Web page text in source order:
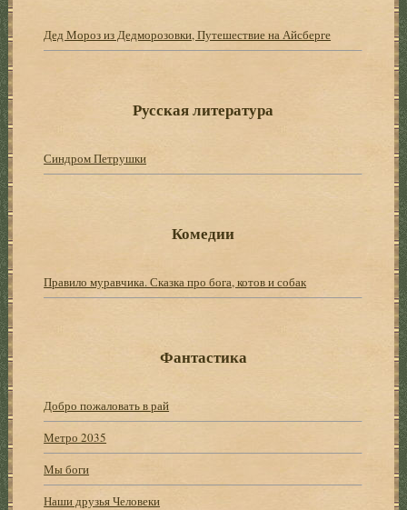
Дед Мороз из Дедморозовки, Путешествие на Айсберге
Русская литература
Синдром Петрушки
Комедии
Правило муравчика. Сказка про бога, котов и собак
Фантастика
Добро пожаловать в рай
Метро 2035
Мы боги
Наши друзья Человеки